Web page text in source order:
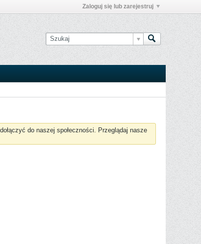
Zaloguj się lub zarejestruj
do naszej społeczności. Przeglądaj nasze